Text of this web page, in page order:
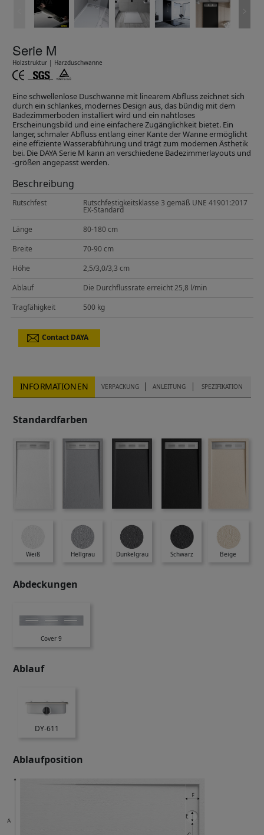
Serie M
Holzstruktur | Harzduschwanne
Eine schwellenlose Duschwanne mit linearem Abfluss zeichnet sich
durch ein schlankes, modernes Design aus, das bündig mit dem
Badezimmerboden installiert wird und ein nahtloses
Erscheinungsbild und eine einfachere Zugänglichkeit bietet. Ein
langer, schmaler Abfluss entlang einer Kante der Wanne ermöglicht
eine effiziente Wasserabführung und trägt zum modernen Ästhetik
bei. Die DAYA Serie M kann an verschiedene Badezimmerlayouts und
-größen angepasst werden.
Beschreibung
Rutschfest Rutschfestigkeitsklasse 3 gemäß UNE 41901:2017
EX-Standard
Länge
80-180 cm
Breite
70-90 cm
Höhe
2,5/3,0/3,3 cm
Ablauf
Die Durchflussrate erreicht 25,8 l/min
Tragfähigkeit
500 kg
Contact DAYA
INFORMATIONEN VERPACKUNG ANLEITUNG SPEZIFIKATION
Standardfarben
Weiß Beige
Hellgrau Dunkelgrau Schwarz
Abdeckungen
Cover 9
Ablauf
DY-611
Ablaufposition